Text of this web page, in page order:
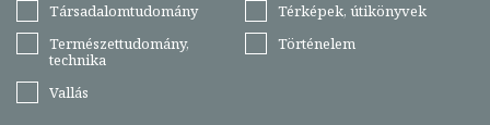
Társadalomtudomány
Térképek, útikönyvek
Természettudomány,
technika
Történelem
Vallás